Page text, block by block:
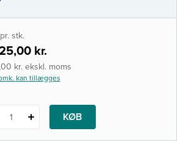
,Kaj Sparle ChristensenogPeter
stk.
kr.
kr. ekskl. moms
kan tillægges
1 KØB